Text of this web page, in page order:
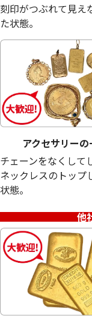
18金 (K18) メガネ
20.0g
参考買取価格
刻印がつぶれて見え
た状態。
アクセサリーの
チェーンをなくして
ネックレスのトップ
状態。
他